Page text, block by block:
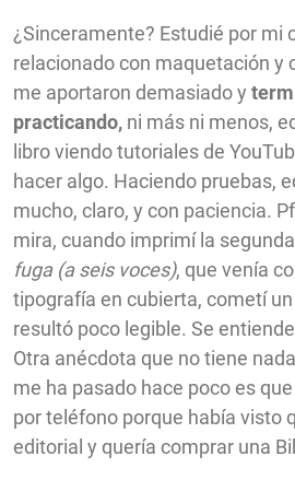
¿Sinceramente? Estudié por mi
relacionado con maquetación y
me aportaron demasiado y
practicando, ni más ni menos,
libro viendo tutoriales de
hacer algo. Haciendo pruebas,
mucho, claro, y con paciencia.
mira, cuando imprimí la
fuga (a seis voces), que venía
tipografía en cubierta, cometí
resultó poco legible. Se
Otra anécdota que no tiene
me ha pasado hace poco es
por teléfono porque había visto
editorial y quería comprar una